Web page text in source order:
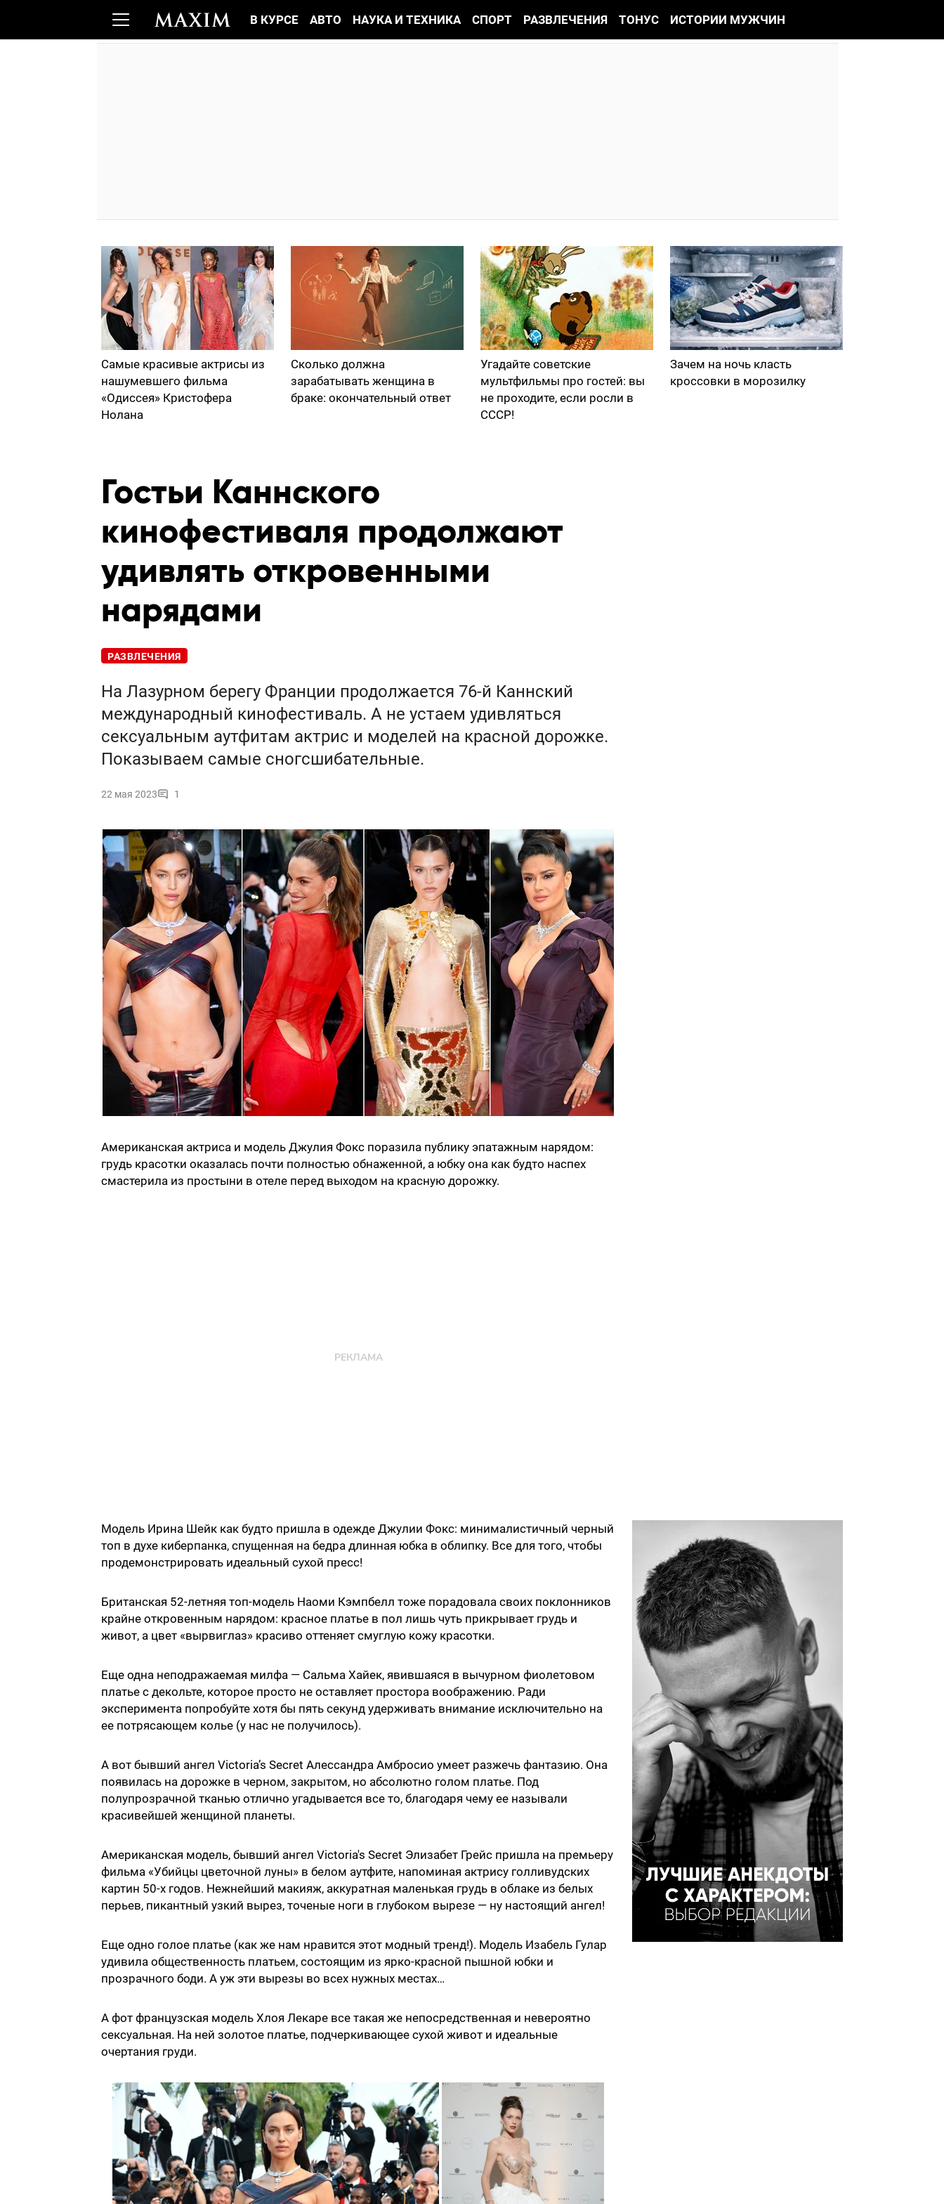
В КУРСЕ АВТО НАУКА И ТЕХНИКА СПОРТ РАЗВЛЕЧЕНИЯ ТОНУС ИСТОРИИ МУЖЧИН
Самые красивые актрисы из
нашумевшего фильма
«Одиссея» Кристофера
Нолана
Сколько должна
зарабатывать женщина в
браке: окончательный ответ
Угадайте советские
мультфильмы про гостей: вы
не проходите, если росли в
СССР!
Зачем на ночь класть
кроссовки в морозилку
Гостьи Каннского
кинофестиваля продолжают
удивлять откровенными
нарядами
РАЗВЛЕЧЕНИЯ
На Лазурном берегу Франции продолжается 76-й Каннский
международный кинофестиваль. А не устаем удивляться
сексуальным аутфитам актрис и моделей на красной дорожке.
Показываем самые сногсшибательные.
22 мая 2023 1
Американская актриса и модель Джулия Фокс поразила публику эпатажным нарядом:
грудь красотки оказалась почти полностью обнаженной, а юбку она как будто наспех
смастерила из простыни в отеле перед выходом на красную дорожку.
Модель Ирина Шейк как будто пришла в одежде Джулии Фокс: минималистичный черный
топ в духе киберпанка, спущенная на бедра длинная юбка в облипку. Все для того, чтобы
продемонстрировать идеальный сухой пресс!
Британская 52-летняя топ-модель Наоми Кэмпбелл тоже порадовала своих поклонников
крайне откровенным нарядом: красное платье в пол лишь чуть прикрывает грудь и
живот, а цвет «вырвиглаз» красиво оттеняет смуглую кожу красотки.
Еще одна неподражаемая милфа — Сальма Хайек, явившаяся в вычурном фиолетовом
платье с декольте, которое просто не оставляет простора воображению. Ради
эксперимента попробуйте хотя бы пять секунд удерживать внимание исключительно на
ее потрясающем колье (у нас не получилось).
А вот бывший ангел Victoria’s Secret Алессандра Амбросио умеет разжечь фантазию. Она
появилась на дорожке в черном, закрытом, но абсолютно голом платье. Под
полупрозрачной тканью отлично угадывается все то, благодаря чему ее называли
красивейшей женщиной планеты.
Американская модель, бывший ангел Victoria's Secret Элизабет Грейс пришла на премьеру
фильма «Убийцы цветочной луны» в белом аутфите, напоминая актрису голливудских
картин 50-х годов. Нежнейший макияж, аккуратная маленькая грудь в облаке из белых
перьев, пикантный узкий вырез, точеные ноги в глубоком вырезе — ну настоящий ангел!
Еще одно голое платье (как же нам нравится этот модный тренд!). Модель Изабель Гулар
удивила общественность платьем, состоящим из ярко-красной пышной юбки и
прозрачного боди. А уж эти вырезы во всех нужных местах…
А фот французская модель Хлоя Лекаре все такая же непосредственная и невероятно
сексуальная. На ней золотое платье, подчеркивающее сухой живот и идеальные
очертания груди.